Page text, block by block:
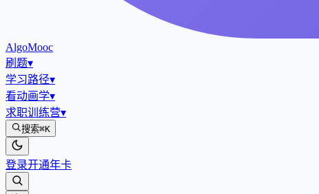
AlgoMooc
刷题▾
学习路径▾
看动画学▾
求职训练营▾
搜索⌘K
登录开通年卡